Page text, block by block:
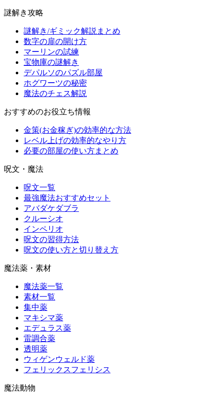
謎解き攻略
謎解き/ギミック解説まとめ
数字の扉の開け方
マーリンの試練
宝物庫の謎解き
デパルソのパズル部屋
ホグワーツの秘密
魔法のチェス解説
おすすめのお役立ち情報
金策(お金稼ぎ)の効率的な方法
レベル上げの効率的なやり方
必要の部屋の使い方まとめ
呪文・魔法
呪文一覧
最強魔法おすすめセット
アバダケダブラ
クルーシオ
インペリオ
呪文の習得方法
呪文の使い方と切り替え方
魔法薬・素材
魔法薬一覧
素材一覧
集中薬
マキシマ薬
エデュラス薬
雷調合薬
透明薬
ウィゲンウェルド薬
フェリックスフェリシス
魔法動物